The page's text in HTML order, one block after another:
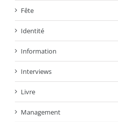
Fête
Identité
Information
Interviews
Livre
Management